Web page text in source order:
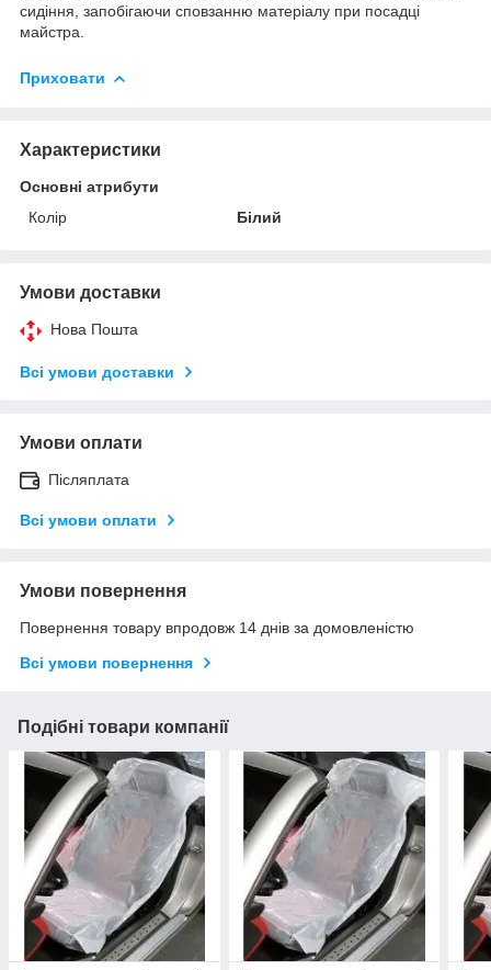
сидіння, запобігаючи сповзанню матеріалу при посадці
майстра.
Приховати
Характеристики
Основні атрибути
Колір
Білий
Умови доставки
Нова Пошта
Всі умови доставки
Умови оплати
Післяплата
Всі умови оплати
Умови повернення
Повернення товару впродовж 14 днів за домовленістю
Всі умови повернення
Подібні товари компанії